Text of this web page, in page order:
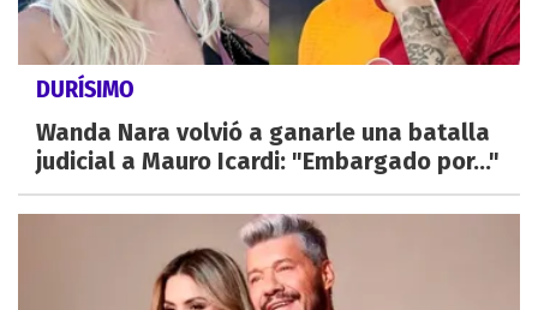
DURÍSIMO
Wanda Nara volvió a ganarle una batalla
judicial a Mauro Icardi: "Embargado por..."